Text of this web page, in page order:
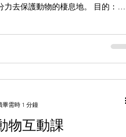
力去保護動物的棲息地。 目的：以
物互動課
畢需時 1 分鐘